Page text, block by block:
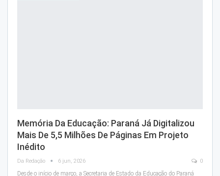
Memória Da Educação: Paraná Já Digitalizou
Mais De 5,5 Milhões De Páginas Em Projeto
Inédito
Da Redação 6 jun, 2026 0
Desde o início de março, a Secretaria de Estado da Educação do Paraná